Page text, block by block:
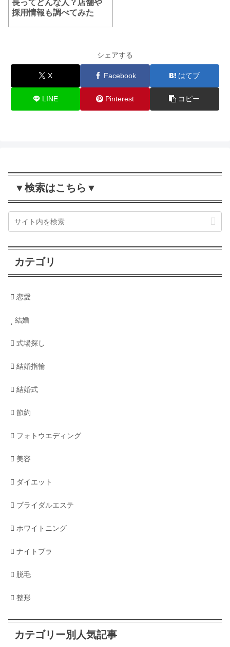
長ってどんな人？店舗や
採用情報も調べてみた
シェアする
X Facebook はてブ
LINE Pinterest コピー
▼検索はこちら▼
カテゴリ
恋愛
結婚
式場探し
結婚指輪
結婚式
節約
フォトウエディング
美容
ダイエット
ブライダルエステ
ホワイトニング
ナイトブラ
脱毛
整形
カテゴリー別人気記事